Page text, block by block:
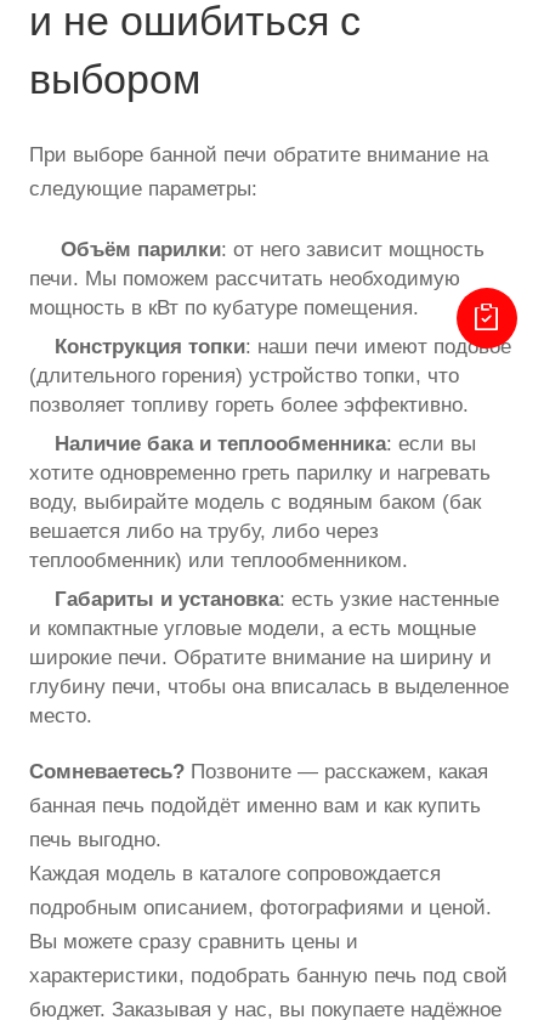
и не ошибиться с
выбором
При выборе банной печи обратите внимание на
следующие параметры:
Объём парилки: от него зависит мощность
печи. Мы поможем рассчитать необходимую
мощность в кВт по кубатуре помещения.
Конструкция топки: наши печи имеют подовое
(длительного горения) устройство топки, что
позволяет топливу гореть более эффективно.
Наличие бака и теплообменника: если вы
хотите одновременно греть парилку и нагревать
воду, выбирайте модель с водяным баком (бак
вешается либо на трубу, либо через
теплообменник) или теплообменником.
Габариты и установка: есть узкие настенные
и компактные угловые модели, а есть мощные
широкие печи. Обратите внимание на ширину и
глубину печи, чтобы она вписалась в выделенное
место.
Сомневаетесь? Позвоните — расскажем, какая
банная печь подойдёт именно вам и как купить
печь выгодно.
Каждая модель в каталоге сопровождается
подробным описанием, фотографиями и ценой.
Вы можете сразу сравнить цены и
характеристики, подобрать банную печь под свой
бюджет. Заказывая у нас, вы покупаете надёжное